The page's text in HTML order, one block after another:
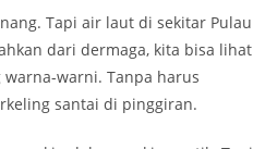
Jangan lupa bawa kamera
luar biasa!
Kayak Punya